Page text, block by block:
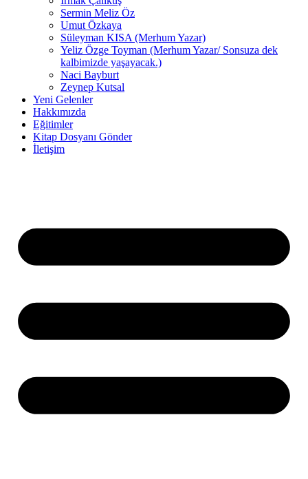
Sermin Meliz Öz
Umut Özkaya
Süleyman KISA (Merhum Yazar)
Yeliz Özge Toyman (Merhum Yazar/ Sonsuza dek
kalbimizde yaşayacak.)
Naci Bayburt
Zeynep Kutsal
Yeni Gelenler
Hakkımızda
Eğitimler
Kitap Dosyanı Gönder
İletişim